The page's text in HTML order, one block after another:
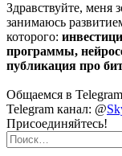
Здравствуйте, меня
занимаюсь
которого:
программы,
публикация про
Общаемся в
Telegram канал: @
Присоединяйтесь!
Найти: